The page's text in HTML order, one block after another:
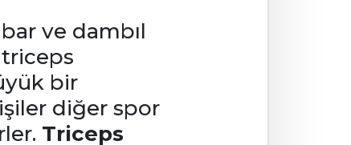
ve dambıl
triceps
bir
diğer spor
Triceps